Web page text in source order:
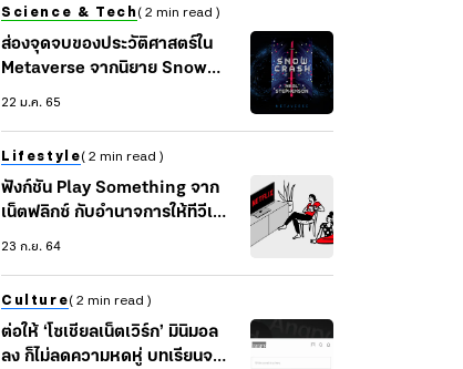
Science & Tech ( 2 min read )
ส่องจุดจบของประวัติศาสตร์ใน
Metaverse จากนิยาย Snow
Crash ของ นีล สตีเฟนสัน
22 ม.ค. 65
Lifestyle( 2 min read )
ฟังก์ชัน Play Something จาก
เน็ตฟลิกซ์ กับอำนาจการให้ทีวีเล่น
อะไร (ก็ได้) ให้หน่อย
23 ก.ย. 64
Culture( 2 min read )
ต่อให้ ‘โซเชียลเน็ตเวิร์ก’ มินิมอล
ลง ก็ไม่ลดความหดหู่ บทเรียนจาก